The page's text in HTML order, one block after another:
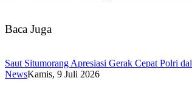
Baca Juga
Saut Situmorang Apresiasi Gerak Cepat Polri
NewsKamis, 9 Juli 2026